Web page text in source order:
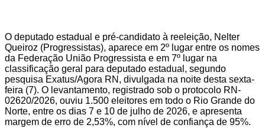
O deputado estadual e pré-candidato à reeleição, Nelter
Queiroz (Progressistas), aparece em 2º lugar entre os nomes
da Federação União Progressista e em 7º lugar na
classificação geral para deputado estadual, segundo
pesquisa Exatus/Agora RN, divulgada na noite desta sexta-
feira (7). O levantamento, registrado sob o protocolo RN-
02620/2026, ouviu 1.500 eleitores em todo o Rio Grande do
Norte, entre os dias 7 e 10 de julho de 2026, e apresenta
margem de erro de 2,53%, com nível de confiança de 95%.